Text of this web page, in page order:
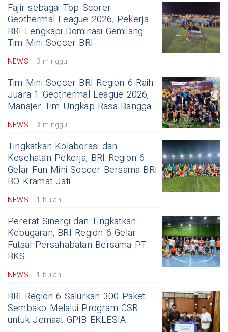
Fajir sebagai Top Scorer
Geothermal League 2026, Pekerja
BRI Lengkapi Dominasi Gemilang
Tim Mini Soccer BRI
NEWS 3 minggu
Tim Mini Soccer BRI Region 6 Raih
Juara 1 Geothermal League 2026,
Manajer Tim Ungkap Rasa Bangga
NEWS 3 minggu
Tingkatkan Kolaborasi dan
Kesehatan Pekerja, BRI Region 6
Gelar Fun Mini Soccer Bersama BRI
BO Kramat Jati
NEWS 1 bulan
Pererat Sinergi dan Tingkatkan
Kebugaran, BRI Region 6 Gelar
Futsal Persahabatan Bersama PT
BKS
NEWS 1 bulan
BRI Region 6 Salurkan 300 Paket
Sembako Melalui Program CSR
untuk Jemaat GPIB EKLESIA